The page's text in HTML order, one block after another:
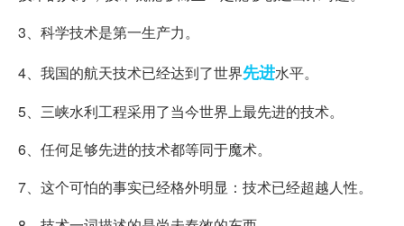
3、科学技术是第一生产力。
4、我国的航天技术已经达到了世界先进水平。
5、三峡水利工程采用了当今世界上最先进的技术。
6、任何足够先进的技术都等同于魔术。
7、这个可怕的事实已经格外明显：技术已经超越人性。